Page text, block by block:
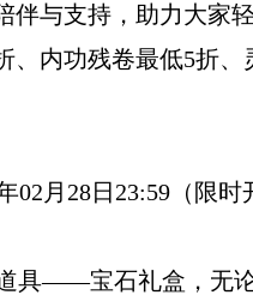
伴与支持，助力大家
、内功残卷最低5折
02月28日23:59（限
具——宝石礼盒，无